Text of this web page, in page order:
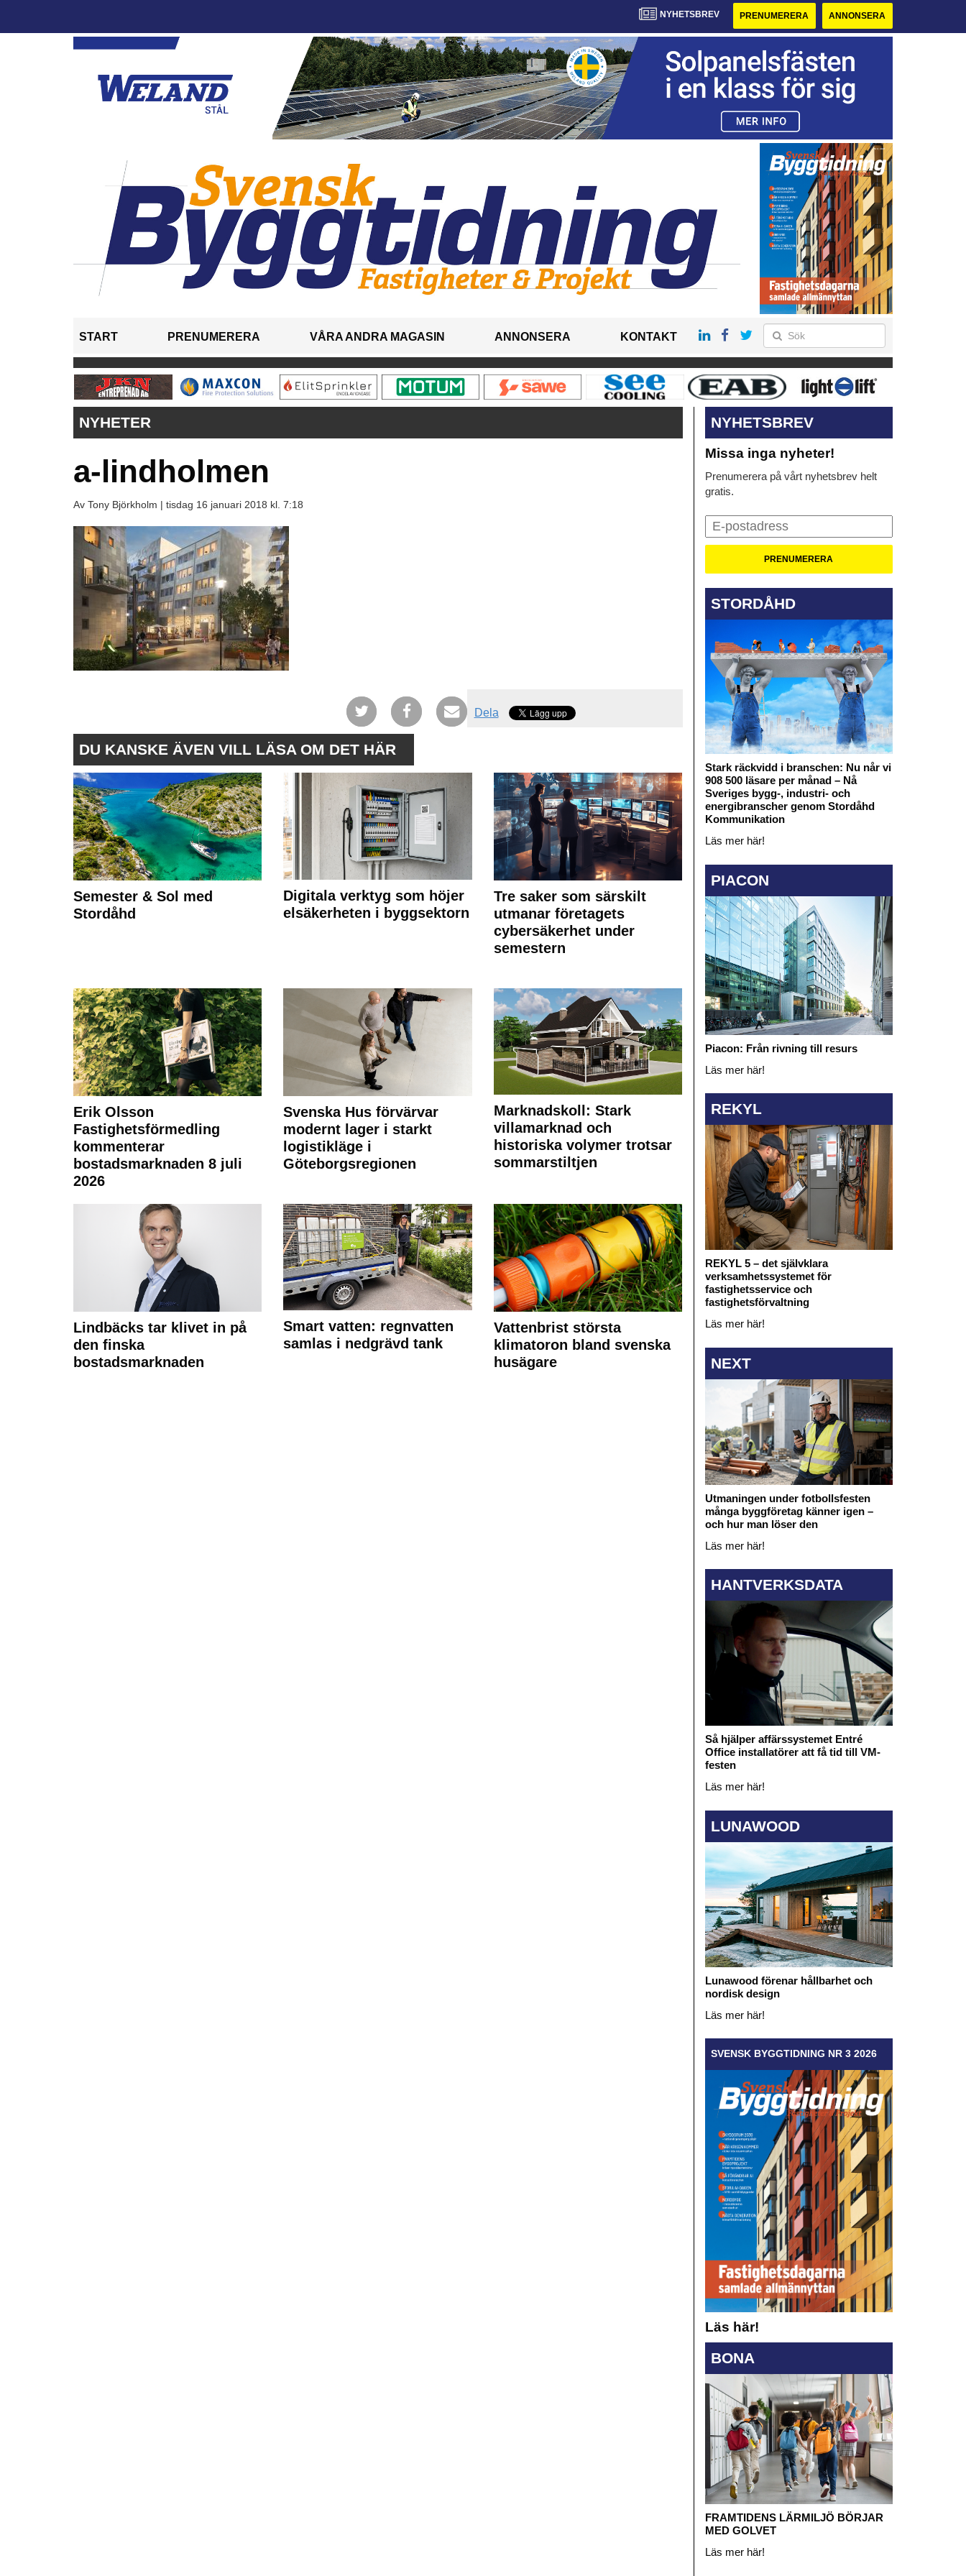
NYHETSBREV PRENUMERERA ANNONSERA
START PRENUMERERA VÅRA ANDRA MAGASIN ANNONSERA KONTAKT
NYHETER
a-lindholmen
Av Tony Björkholm | tisdag 16 januari 2018 kl. 7:18
Dela
DU KANSKE ÄVEN VILL LÄSA OM DET HÄR
Semester & Sol med
Stordåhd
Digitala verktyg som höjer
elsäkerheten i byggsektorn
Tre saker som särskilt
utmanar företagets
cybersäkerhet under
semestern
Erik Olsson
Fastighetsförmedling
kommenterar
bostadsmarknaden 8 juli
2026
Svenska Hus förvärvar
modernt lager i starkt
logistikläge i
Göteborgsregionen
Marknadskoll: Stark
villamarknad och
historiska volymer trotsar
sommarstiltjen
Lindbäcks tar klivet in på
den finska
bostadsmarknaden
Smart vatten: regnvatten
samlas i nedgrävd tank
Vattenbrist största
klimatoron bland svenska
husägare
NYHETSBREV
Missa inga nyheter!
Prenumerera på vårt nyhetsbrev helt
gratis.
STORDÅHD
Stark räckvidd i branschen: Nu når vi
908 500 läsare per månad – Nå
Sveriges bygg-, industri- och
energibranscher genom Stordåhd
Kommunikation
Läs mer här!
PIACON
Piacon: Från rivning till resurs
Läs mer här!
REKYL
REKYL 5 – det självklara
verksamhetssystemet för
fastighetsservice och
fastighetsförvaltning
Läs mer här!
NEXT
Utmaningen under fotbollsfesten
många byggföretag känner igen –
och hur man löser den
Läs mer här!
HANTVERKSDATA
Så hjälper affärssystemet Entré
Office installatörer att få tid till VM-
festen
Läs mer här!
LUNAWOOD
Lunawood förenar hållbarhet och
nordisk design
Läs mer här!
SVENSK BYGGTIDNING NR 3 2026
Läs här!
BONA
FRAMTIDENS LÄRMILJÖ BÖRJAR
MED GOLVET
Läs mer här!